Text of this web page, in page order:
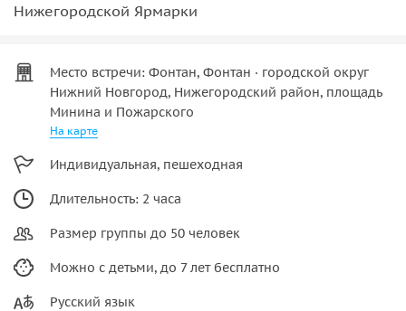
Нижегородской Ярмарки
Место встречи: Фонтан, Фонтан · городской округ
Нижний Новгород, Нижегородский район, площадь
Минина и Пожарского
На карте
Индивидуальная, пешеходная
Длительность: 2 часа
Размер группы до 50 человек
Можно с детьми, до 7 лет бесплатно
Русский язык